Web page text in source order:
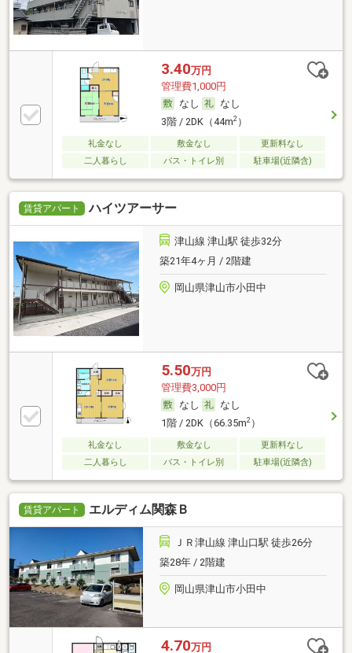
3.40万円
管理費1,000円
なし
なし
3階 / 2DK（44m2）
礼金なし 敷金なし
更新料なし
二人暮らし
バス・トイレ別 駐車場(近隣含)
賃貸アパート ハイツアーサー
津山線 津山駅 徒歩32分
築21年4ヶ月 / 2階建
岡山県津山市小田中
5.50万円
管理費3,000円
なし
なし
1階 / 2DK（66.35m2）
礼金なし 敷金なし
更新料なし
二人暮らし
バス・トイレ別 駐車場(近隣含)
賃貸アパート エルディム関森Ｂ
ＪＲ津山線 津山口駅 徒歩26分
築28年 / 2階建
岡山県津山市小田中
4.70万円